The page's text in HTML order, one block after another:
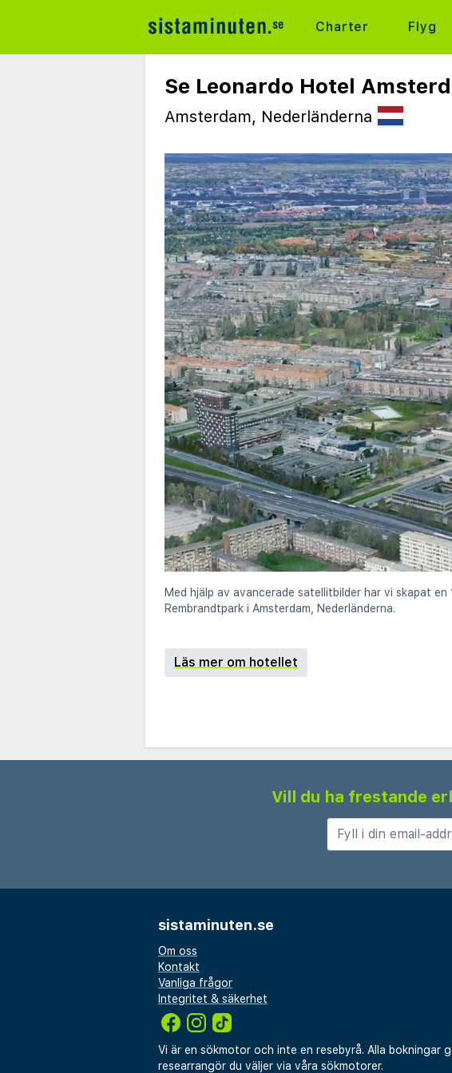
Charter Flyg
Se Leonardo Hotel
Amsterdam, Nederländerna
Med hjälp av avancerade satellitbilder har vi skapat
Rembrandtpark i Amsterdam, Nederländerna.
Läs mer om hotellet
Vill du ha frestande
sistaminuten.se
Om oss
Kontakt
Vanliga frågor
Integritet & säkerhet
Vi är en sökmotor och inte en resebyrå. Alla bokningar
researrangör du väljer via våra sökmotorer.